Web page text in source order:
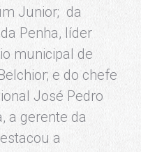
Junior; da
Penha, líder
municipal de
e do chefe
José Pedro
a gerente da
a